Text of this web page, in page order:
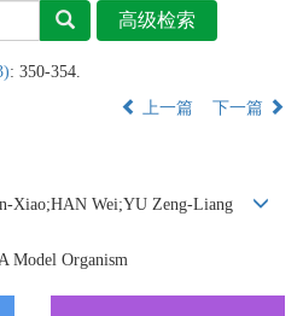
: 350-354.
上一篇 下一篇
Xiao;HAN Wei;YU Zeng-Liang
Model Organism